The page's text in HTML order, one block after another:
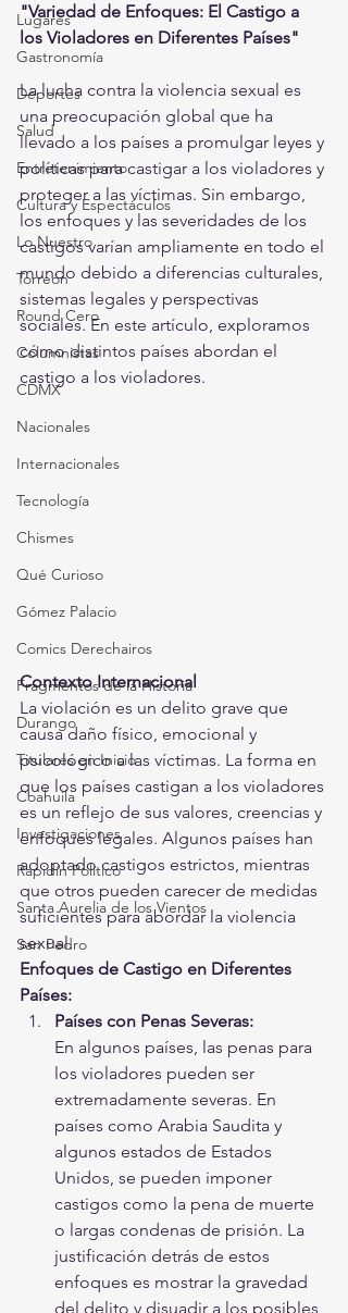
Lugares
Gastronomía
Deportes
Salud
Entretenimiento
Cultura y Espectáculos
Lo Nuestro
Torreón
Round Cero
Columnistas
CDMX
Nacionales
Internacionales
Tecnología
Chismes
Qué Curioso
Gómez Palacio
Comics Derechairos
Fragmentos de la Historia
Durango
Titulares en Inicio
Coahuila
Investigaciones
Rapidín Político
Santa Aurelia de los Vientos
San Pedro
"Variedad de Enfoques: El Castigo a
los Violadores en Diferentes Países"
La lucha contra la violencia sexual es
una preocupación global que ha
llevado a los países a promulgar leyes y
políticas para castigar a los violadores y
proteger a las víctimas. Sin embargo,
los enfoques y las severidades de los
castigos varían ampliamente en todo el
mundo debido a diferencias culturales,
sistemas legales y perspectivas
sociales. En este artículo, exploramos
cómo distintos países abordan el
castigo a los violadores.
Contexto Internacional
La violación es un delito grave que
causa daño físico, emocional y
psicológico a las víctimas. La forma en
que los países castigan a los violadores
es un reflejo de sus valores, creencias y
enfoques legales. Algunos países han
adoptado castigos estrictos, mientras
que otros pueden carecer de medidas
suficientes para abordar la violencia
sexual.
Enfoques de Castigo en Diferentes
Países:
Países con Penas Severas:
En algunos países, las penas para
los violadores pueden ser
extremadamente severas. En
países como Arabia Saudita y
algunos estados de Estados
Unidos, se pueden imponer
castigos como la pena de muerte
o largas condenas de prisión. La
justificación detrás de estos
enfoques es mostrar la gravedad
del delito y disuadir a los posibles